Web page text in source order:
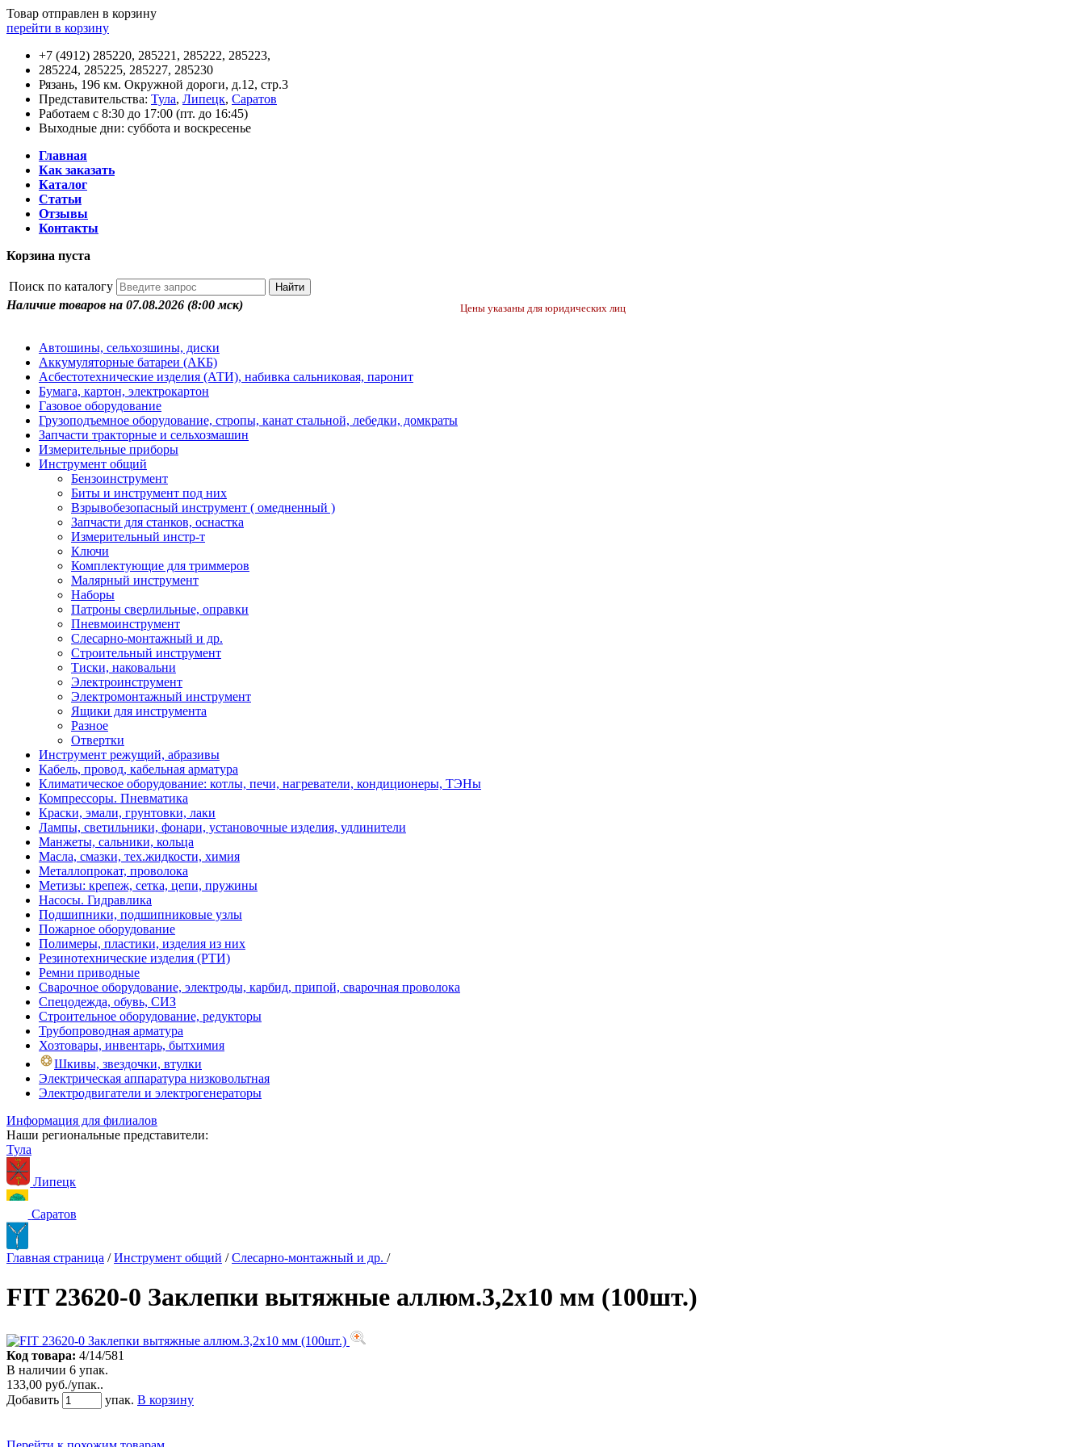
Товар отправлен в корзину
перейти в корзину
+7 (4912) 285220, 285221, 285222, 285223,
285224, 285225, 285227, 285230
Рязань, 196 км. Окружной дороги, д.12, стр.3
Представительства: Тула, Липецк, Саратов
Работаем с 8:30 до 17:00 (пт. до 16:45)
Выходные дни: суббота и воскресенье
Главная
Как заказать
Каталог
Статьи
Отзывы
Контакты
Корзина пуста
Поиск по каталогу
Наличие товаров на 07.08.2026 (8:00 мск) Цены указаны для юридических лиц
Автошины, сельхозшины, диски
Аккумуляторные батареи (АКБ)
Асбестотехнические изделия (АТИ), набивка сальниковая, паронит
Бумага, картон, электрокартон
Газовое оборудование
Грузоподъемное оборудование, стропы, канат стальной, лебедки, домкраты
Запчасти тракторные и сельхозмашин
Измерительные приборы
Инструмент общий
Бензоинструмент
Биты и инструмент под них
Взрывобезопасный инструмент ( омедненный )
Запчасти для станков, оснастка
Измерительный инстр-т
Ключи
Комплектующие для триммеров
Малярный инструмент
Наборы
Патроны сверлильные, оправки
Пневмоинструмент
Слесарно-монтажный и др.
Строительный инструмент
Тиски, наковальни
Электроинструмент
Электромонтажный инструмент
Ящики для инструмента
Разное
Отвертки
Инструмент режущий, абразивы
Кабель, провод, кабельная арматура
Климатическое оборудование: котлы, печи, нагреватели, кондиционеры, ТЭНы
Компрессоры. Пневматика
Краски, эмали, грунтовки, лаки
Лампы, светильники, фонари, установочные изделия, удлинители
Манжеты, сальники, кольца
Масла, смазки, тех.жидкости, химия
Металлопрокат, проволока
Метизы: крепеж, сетка, цепи, пружины
Насосы. Гидравлика
Подшипники, подшипниковые узлы
Пожарное оборудование
Полимеры, пластики, изделия из них
Резинотехнические изделия (РТИ)
Ремни приводные
Сварочное оборудование, электроды, карбид, припой, сварочная проволока
Спецодежда, обувь, СИЗ
Строительное оборудование, редукторы
Трубопроводная арматура
Хозтовары, инвентарь, бытхимия
Шкивы, звездочки, втулки
Электрическая аппаратура низковольтная
Электродвигатели и электрогенераторы
Информация для филиалов
Наши региональные представители:
Тула
Липецк
Саратов
Главная страница / Инструмент общий / Слесарно-монтажный и др. /
FIT 23620-0 Заклепки вытяжные аллюм.3,2х10 мм (100шт.)
Код товара: 4/14/581
В наличии 6 упак.
133,00 руб./упак..
Добавить
упак. В корзину